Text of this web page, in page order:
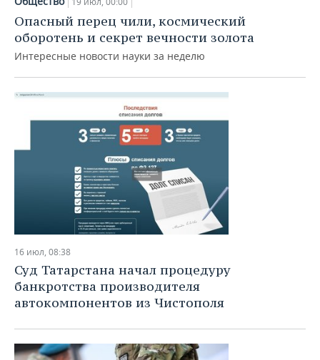
Опасный перец чили, космический
оборотень и секрет вечности золота
Интересные новости науки за неделю
16 июл, 08:38
Суд Татарстана начал процедуру
банкротства производителя
автокомпонентов из Чистополя